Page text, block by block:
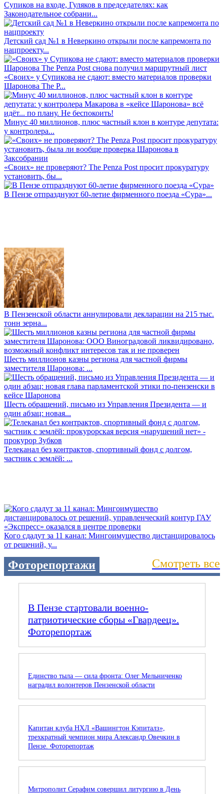
Супиков на входе, Гуляков в председателях: как
Законодательное собрани...
Детский сад №1 в Неверкино открыли после капремонта по
нацпроекту...
«Своих» у Супикова не сдают: вместо материалов проверки
Шаронова The P...
Минус 40 миллионов, плюс частный клон в контуре депутата:
у контролера...
«Своих» не проверяют? The Penza Post просит прокуратуру
установить, бы...
В Пензе отпразднуют 60-летие фирменного поезда «Сура»...
В Пензенской области аннулировали декларации на 215 тыс.
тонн зерна...
Шесть миллионов казны региона для частной фирмы
заместителя Шаронова: ...
Шесть обращений, письмо из Управления Президента — и
один абзац: новая...
Телеканал без контрактов, спортивный фонд с долгом,
частник с землёй: ...
Кого сдадут за 11 канал: Мингоимущество дистанцировалось
от решений, у...
Фоторепортажи Смотреть все
В Пензе стартовали военно-
патриотические сборы «Гвардеец».
Фоторепортаж
Единство тыла — сила фронта: Олег Мельниченко
наградил волонтеров Пензенской области
Капитан клуба НХЛ «Вашингтон Кэпиталз»,
трехкратный чемпион мира Александр Овечкин в
Пензе. Фоторепортаж
Митрополит Серафим совершил литургию в День